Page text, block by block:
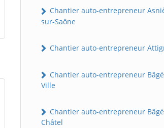
Chantier auto-entrepreneur
sur-Saône
Chantier auto-entrepreneur
Chantier auto-entrepreneur
Ville
Chantier auto-entrepreneur
Châtel